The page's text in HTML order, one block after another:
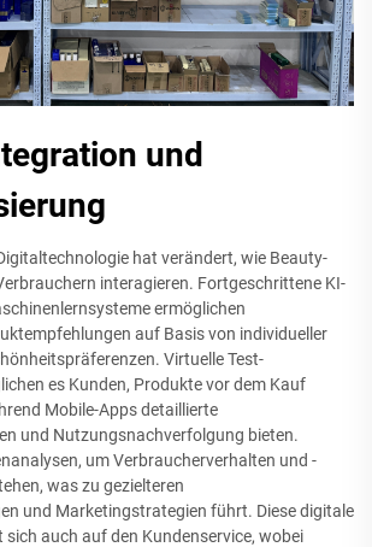
und
hat verändert, wie Beauty-
interagieren. Fortgeschrittene KI-
ermöglichen
auf Basis von individueller
Virtuelle Test-
es Kunden, Produkte vor dem Kauf
Mobile-Apps detaillierte
und Nutzungsnachverfolgung bieten.
um Verbraucherverhalten und -
was zu gezielteren
und Marketingstrategien führt. Diese digitale
auch auf den Kundenservice, wobei